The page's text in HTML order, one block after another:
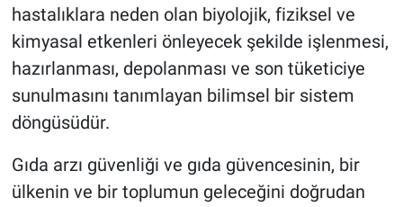
hastalıklara neden olan biyolojik, fiziksel ve
kimyasal etkenleri önleyecek şekilde işlenmesi,
hazırlanması, depolanması ve son tüketiciye
sunulmasını tanımlayan bilimsel bir sistem
döngüsüdür.
Gıda arzı güvenliği ve gıda güvencesinin, bir
ülkenin ve bir toplumun geleceğini doğrudan